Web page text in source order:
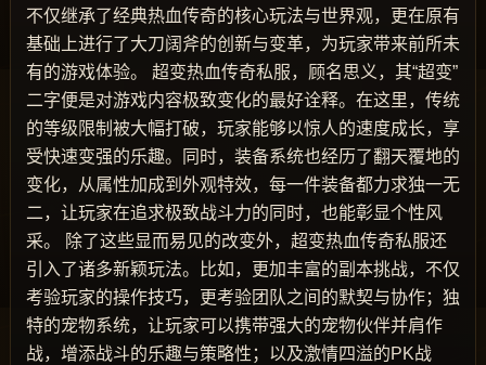
不仅继承了经典热血传奇的核心玩法与世界观，更在原有
基础上进行了大刀阔斧的创新与变革，为玩家带来前所未
有的游戏体验。 超变热血传奇私服，顾名思义，其“超变”
二字便是对游戏内容极致变化的最好诠释。在这里，传统
的等级限制被大幅打破，玩家能够以惊人的速度成长，享
受快速变强的乐趣。同时，装备系统也经历了翻天覆地的
变化，从属性加成到外观特效，每一件装备都力求独一无
二，让玩家在追求极致战斗力的同时，也能彰显个性风
采。 除了这些显而易见的改变外，超变热血传奇私服还
引入了诸多新颖玩法。比如，更加丰富的副本挑战，不仅
考验玩家的操作技巧，更考验团队之间的默契与协作；独
特的宠物系统，让玩家可以携带强大的宠物伙伴并肩作
战，增添战斗的乐趣与策略性；以及激情四溢的PK战